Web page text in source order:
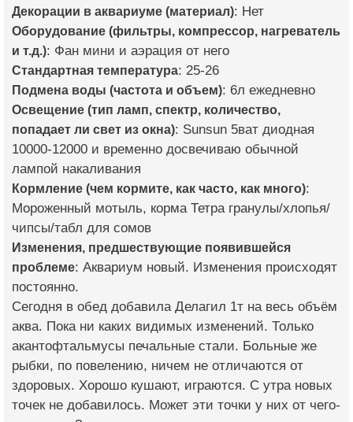
Декорации в аквариуме (материал): Нет
Оборудование (фильтры, компрессор, нагреватель
и т.д.): Фан мини и аэрация от него
Стандартная температура: 25-26
Подмена воды (частота и объем): 6л ежедневно
Освещение (тип ламп, спектр, количество,
попадает ли свет из окна): Sunsun 5ват диодная
10000-12000 и временно досвечиваю обычной
лампой накаливания
Кормление (чем кормите, как часто, как много):
Мороженный мотыль, корма Тетра гранулы/хлопья/
чипсы/табл для сомов
Изменения, предшествующие появившейся
проблеме: Аквариум новый. Изменения происходят
постоянно.
Сегодня в обед добавила Делагил 1т на весь объём
аква. Пока ни каких видимых изменений. Только
акантофтальмусы печальные стали. Больные же
рыбки, по повелению, ничем не отличаются от
здоровых. Хорошо кушают, играются. С утра новых
точек не добавилось. Может эти точки у них от чего-